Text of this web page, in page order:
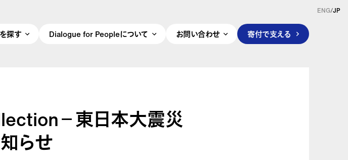
探す Dialogue for Peopleについて お問い合わせ 寄付で支える
ENG/JP
－東日本大震災
らせ